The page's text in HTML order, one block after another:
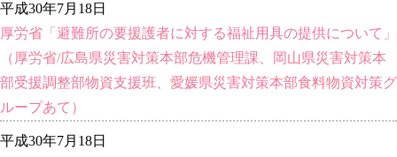
平成30年7月18日
厚労省「避難所の要援護者に対する福祉用具の提供について」
（厚労省/広島県災害対策本部危機管理課、岡山県災害対策本
部受援調整部物資支援班、愛媛県災害対策本部食料物資対策グ
ループあて）
平成30年7月18日